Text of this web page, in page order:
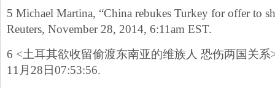
5 Michael Martina, “China rebukes Turkey for offer to
Reuters, November 28, 2014, 6:11am EST.
6 <土耳其欲收留偷渡东南亚的维族人 恐伤两国关系
11月28日07:53:56.